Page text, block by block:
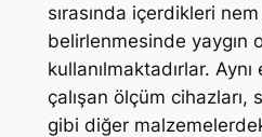
sırasında içerdikleri nem
belirlenmesinde yaygın
kullanılmaktadırlar.
çalışan ölçüm cihazları,
gibi diğer